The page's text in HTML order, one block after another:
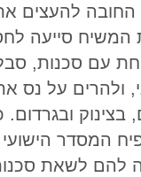
החובה להעצים
סייעה
עם סכנות,
ולהרים על נס
בצינוק
המסדר הישועי
להם לשאת